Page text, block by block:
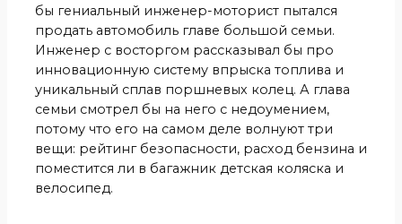
бы гениальный инженер-моторист пытался
продать автомобиль главе большой семьи.
Инженер с восторгом рассказывал бы про
инновационную систему впрыска топлива и
уникальный сплав поршневых колец. А глава
семьи смотрел бы на него с недоумением,
потому что его на самом деле волнуют три
вещи: рейтинг безопасности, расход бензина и
поместится ли в багажник детская коляска и
велосипед.